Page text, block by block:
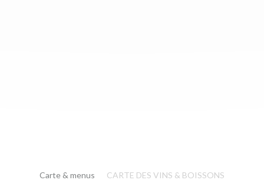
Carte & menus CARTE DES VINS & BOISSONS